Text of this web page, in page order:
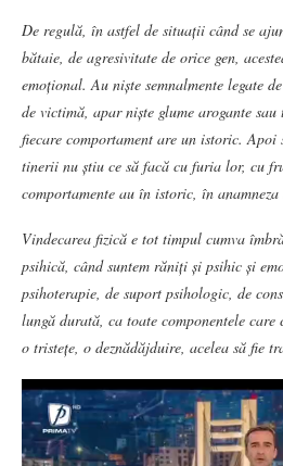
De regulă, în astfel de situații când se
bătaie, de agresivitate de orice gen,
emoțional. Au niște semnalmente legate
de victimă, apar niște glume arogante
fiecare comportament are un istoric. Apoi
tinerii nu știu ce să facă cu furia lor, cu
comportamente au în istoric, în
Vindecarea fizică e tot timpul cumva
psihică, când suntem răniți și psihic și
psihoterapie, de suport psihologic, de
lungă durată, ca toate componentele
o tristețe, o deznădăjduire, acelea să fie